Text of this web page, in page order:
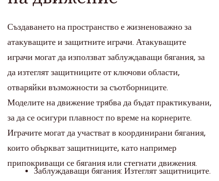
Създаването на пространство е жизненоважно за
атакуващите и защитните играчи. Атакуващите
играчи могат да използват заблуждаващи бягания, за
да изтеглят защитниците от ключови области,
отваряйки възможности за съотборниците.
Моделите на движение трябва да бъдат практикувани,
за да се осигури плавност по време на корнерите.
Играчите могат да участват в координирани бягания,
които объркват защитниците, като например
припокриващи се бягания или стегнати движения.
Заблуждаващи бягания: Изтеглят защитниците.